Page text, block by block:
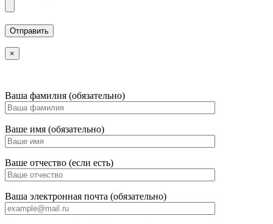
×
Ваша фамилия (обязательно)
Ваше имя (обязательно)
Ваше отчество (если есть)
Ваша электронная почта (обязательно)